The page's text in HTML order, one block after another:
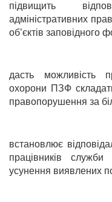
підвищить
адміністративних
об’єктів заповідного
дасть можливість
охорони ПЗФ
правопорушення за
встановлює
працівників
усунення виявлених